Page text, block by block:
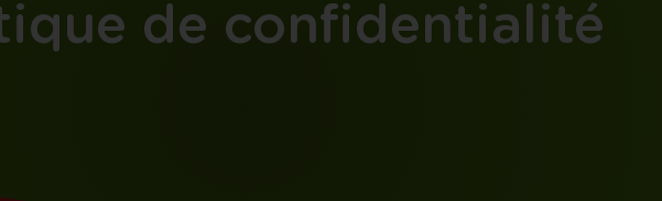
de confidentialité